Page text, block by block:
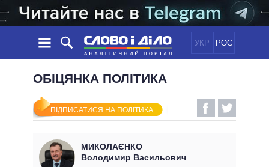
УКР РОС
НОВИНИ
СТРІЧКА
ПОДІЇ
СТАТТІ
ДУМКИ
ПОЛІТИКА
ЕКОНОМІКА
СВІТ
ОБIЦЯНКИ
УСІ ПОЛІТИКИІНФОГРАФІКА
ОБІЦЯНКА ПОЛІТИКА
ПІДПИСАТИСЯ НА ПОЛІТИКА
МИКОЛАЄНКО
Володимир Васильович